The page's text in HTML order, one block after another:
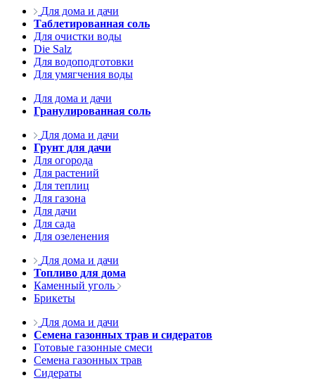
Для дома и дачи
Таблетированная соль
Для очистки воды
Die Salz
Для водоподготовки
Для умягчения воды
Для дома и дачи
Гранулированная соль
Для дома и дачи
Грунт для дачи
Для огорода
Для растений
Для теплиц
Для газона
Для дачи
Для сада
Для озеленения
Для дома и дачи
Топливо для дома
Каменный уголь
Брикеты
Для дома и дачи
Семена газонных трав и сидератов
Готовые газонные смеси
Семена газонных трав
Сидераты